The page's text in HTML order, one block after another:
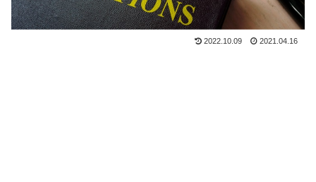
2022.10.09 2021.04.16